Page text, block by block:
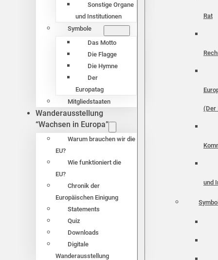
Sonstige Organe
und Institutionen
Symbole
Das Motto
Die Flagge
Die Hymne
Der
Europatag
Mitgliedstaaten
Wanderausstellung
“Wachsen in Europa”
Warum brauchen wir die
EU?
Wie funktioniert die
EU?
Chronik der
Europäischen Einigung
Statements
Quiz
Downloads
Digitale
Wanderausstellung
Rat
(Der
und